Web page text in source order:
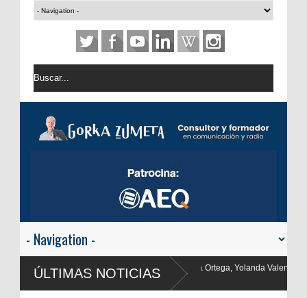
ÚLTIMAS NOTICIAS
Ortega, Yolanda Valencia y Frank Blanco regresan a